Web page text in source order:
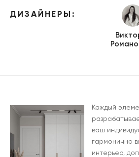
ДИЗАЙНЕРЫ:
Каждый
ваш
гармонично
интерьер,